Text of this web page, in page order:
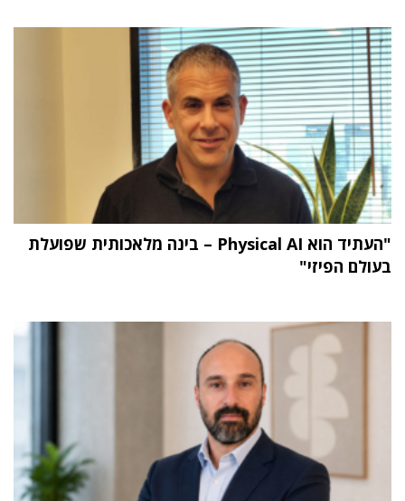
"העתיד הוא Physical AI – בינה מלאכותית שפועלת
בעולם הפיזי"